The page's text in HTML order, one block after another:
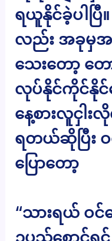
ရယူနိုင်ခဲ့ပါပ
လည်း အခုမှ
သေးတော့ တ
လုပ်နိုင်ကိုင်နိုင်
နေ့စားလူငှါး
ရတယ်ဆိုပြီး
ပြောတော့
“သားရယ် ဝ
ဥပုသ်စောင့်ရ